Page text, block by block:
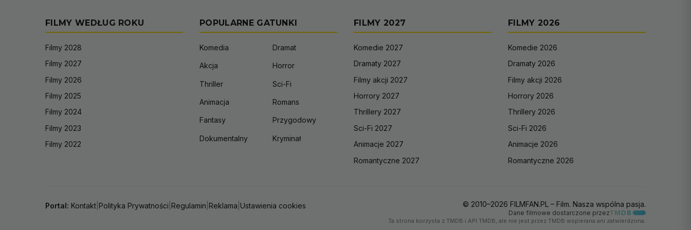
FILMY WEDŁUG ROKU
Filmy 2028
Filmy 2027
Filmy 2026
Filmy 2025
Filmy 2024
Filmy 2023
Filmy 2022
POPULARNE GATUNKI
Komedia Dramat
Akcja Horror
Thriller Sci-Fi
Animacja Romans
Fantasy Przygodowy
Dokumentalny Kryminał
FILMY 2027
Komedie 2027
Dramaty 2027
Filmy akcji 2027
Horrory 2027
Thrillery 2027
Sci-Fi 2027
Animacje 2027
Romantyczne 2027
FILMY 2026
Komedie 2026
Dramaty 2026
Filmy akcji 2026
Horrory 2026
Thrillery 2026
Sci-Fi 2026
Animacje 2026
Romantyczne 2026
Portal: Kontakt Polityka Prywatności Regulamin Reklama Ustawienia cookies © 2010–2026 FILMFAN.PL – Film. Nasza wspólna pasja.
Dane filmowe dostarczone przez
Ta strona korzysta z TMDB i API TMDB, ale nie jest przez TMDB wspierana ani zatwierdzona.